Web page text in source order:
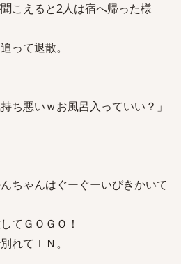
こえると2人は宿へ帰った様
って退散。
ち悪いｗお風呂入っていい？」
ちゃんはぐーぐーいびきかいて
てＧＯＧＯ！
れてＩＮ。